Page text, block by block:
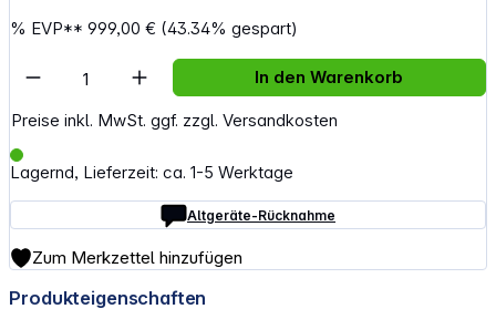
% EVP**999,00 € (43.34% gespart)
Preise inkl. MwSt. ggf. zzgl. Versandkosten
Lagernd, Lieferzeit: ca. 1-5 Werktage
Altgeräte-Rücknahme
Artikel Anzahl: Gib den gewünschten
In den Warenkorb
Zum Merkzettel hinzufügen
Produkteigenschaften